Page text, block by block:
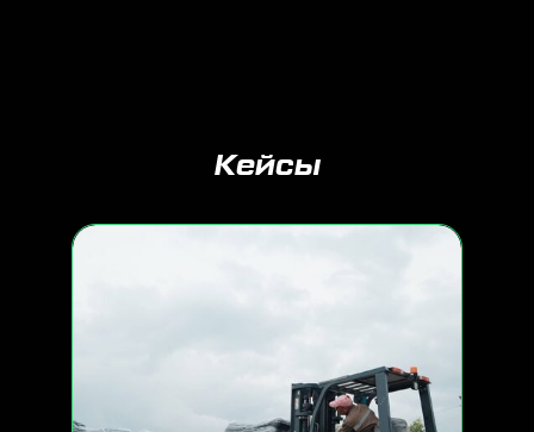
Кейсы